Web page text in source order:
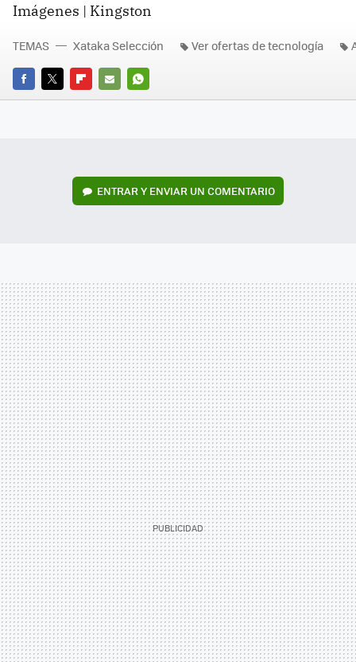
Imágenes | Kingston
FACEBOOK
TWITTERFLIPBOARD
E-
WHATSAPP
TEMAS Xataka Selección Ver ofertas de tecnología
ENTRAR Y ENVIAR UN COMENTARIO